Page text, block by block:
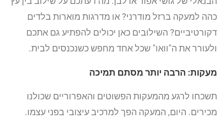
כהה למעקה ברזל מודרני? או מדרגות מוארות בלדים
דקורטיביים? השילובים כאן יכולים להפתיע גם אתכם
ולעורר את ה"וואו" שכל אחד מחפש כשנכנסים לבית.
מעקות: הרבה יותר מסתם תמיכה
תשכחו לרגע מהמעקות הפשוטים והאפרוריים שכולנו
מכירים. היום, המעקה הפך למרכיב עיצובי בפני עצמו.